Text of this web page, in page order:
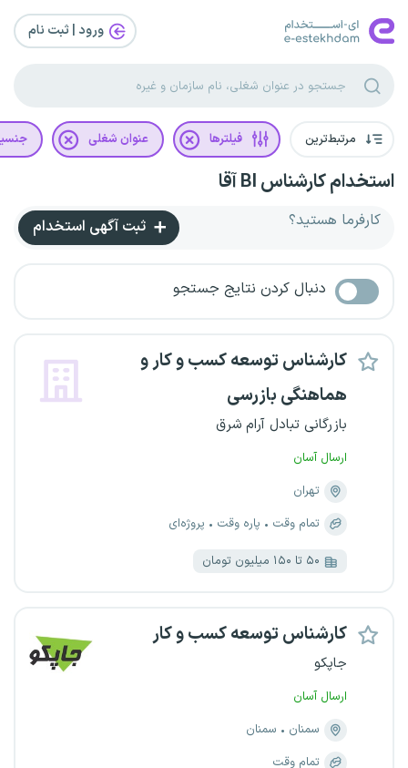
ورود | ثبت‌ نام
مرتبط‌ترین فیلترها عنوان شغلی
استخدام کارشناس BI آقا
کارفرما هستید؟ ثبت آگهی استخدام
دنبال کردن نتایج جستجو
کارشناس توسعه کسب‌ و کار و
هماهنگی بازرسی
بازرگانی تبادل آرام شرق
ارسال آسان
تهران
تمام وقت
پاره وقت پروژه‌ای
۵۰ تا ۱۵۰ میلیون تومان
کارشناس توسعه کسب و کار
جاپکو
ارسال آسان
سمنان
سمنان
تمام وقت